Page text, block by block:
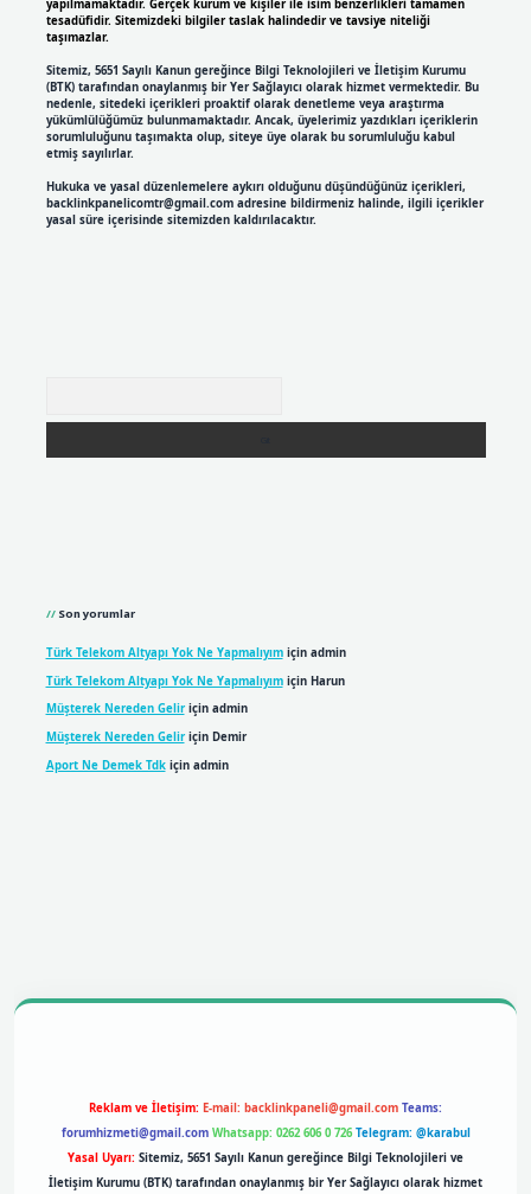
yapılmamaktadır. Gerçek kurum ve kişiler ile isim benzerlikleri tamamen
tesadüfidir. Sitemizdeki bilgiler taslak halindedir ve tavsiye niteliği
taşımazlar.
Sitemiz, 5651 Sayılı Kanun gereğince Bilgi Teknolojileri ve İletişim Kurumu
(BTK) tarafından onaylanmış bir Yer Sağlayıcı olarak hizmet vermektedir. Bu
nedenle, sitedeki içerikleri proaktif olarak denetleme veya araştırma
yükümlülüğümüz bulunmamaktadır. Ancak, üyelerimiz yazdıkları içeriklerin
sorumluluğunu taşımakta olup, siteye üye olarak bu sorumluluğu kabul
etmiş sayılırlar.
Hukuka ve yasal düzenlemelere aykırı olduğunu düşündüğünüz içerikleri,
backlinkpanelicomtr@gmail.comadresine bildirmeniz halinde, ilgili içerikler
yasal süre içerisinde sitemizden kaldırılacaktır.
Son yorumlar
Türk Telekom Altyapı Yok Ne Yapmalıyımiçin admin
Türk Telekom Altyapı Yok Ne Yapmalıyımiçin Harun
Müşterek Nereden Geliriçin admin
Müşterek Nereden Geliriçin Demir
Aport Ne Demek Tdkiçin admin
Reklam ve İletişim: E-mail: backlinkpaneli@gmail.com Teams:
forumhizmeti@gmail.com Whatsapp: 0262 606 0 726 Telegram: @karabul
Yasal Uyarı: Sitemiz, 5651 Sayılı Kanun gereğince Bilgi Teknolojileri ve
İletişim Kurumu (BTK) tarafından onaylanmış bir Yer Sağlayıcı olarak hizmet